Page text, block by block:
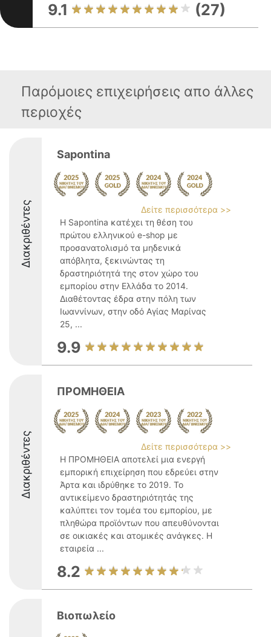
9.1 (27)
Παρόμοιες επιχειρήσεις απο άλλες
περιοχές
Διακριθέντες
Sapontina
Δείτε περισσότερα >>
Η Sapontina κατέχει τη θέση του
πρώτου ελληνικού e-shop με
προσανατολισμό τα μηδενικά
απόβλητα, ξεκινώντας τη
δραστηριότητά της στον χώρο του
εμπορίου στην Ελλάδα το 2014.
Διαθέτοντας έδρα στην πόλη των
Ιωαννίνων, στην οδό Αγίας Μαρίνας
25, ...
9.9
Διακριθέντες
ΠΡΟΜΗΘΕΙΑ
Δείτε περισσότερα >>
Η ΠΡΟΜΗΘΕΙΑ αποτελεί μια ενεργή
εμπορική επιχείρηση που εδρεύει στην
Άρτα και ιδρύθηκε το 2019. Το
αντικείμενο δραστηριότητάς της
καλύπτει τον τομέα του εμπορίου, με
πληθώρα προϊόντων που απευθύνονται
σε οικιακές και ατομικές ανάγκες. Η
εταιρεία ...
8.2
Βιοπωλείο